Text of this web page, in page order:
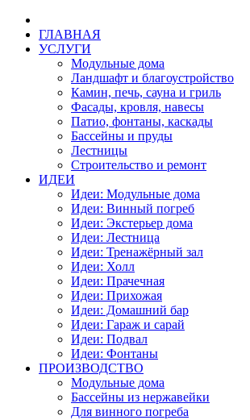
ГЛАВНАЯ
УСЛУГИ
Модульные дома
Ландшафт и благоустройство
Камин, печь, сауна и гриль
Фасады, кровля, навесы
Патио, фонтаны, каскады
Бассейны и пруды
Лестницы
Строительство и ремонт
ИДЕИ
Идеи: Модульные дома
Идеи: Винный погреб
Идеи: Экстерьер дома
Идеи: Лестница
Идеи: Тренажёрный зал
Идеи: Холл
Идеи: Прачечная
Идеи: Прихожая
Идеи: Домашний бар
Идеи: Гараж и сарай
Идеи: Подвал
Идеи: Фонтаны
ПРОИЗВОДСТВО
Модульные дома
Бассейны из нержавейки
Для винного погреба